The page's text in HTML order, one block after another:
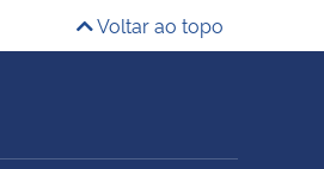
Voltar ao topo